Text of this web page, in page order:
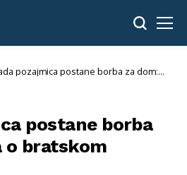
pozajmica postane borba za dom:
postane borba
o bratskom